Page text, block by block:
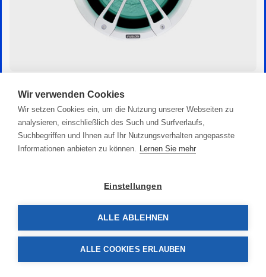
329,00 €
Wir verwenden Cookies
Wir setzen Cookies ein, um die Nutzung unserer Webseiten zu
analysieren, einschließlich des Such und Surfverlaufs,
Suchbegriffen und Ihnen auf Ihr Nutzungsverhalten angepasste
Informationen anbieten zu können. Lernen Sie mehr
Einstellungen
ALLE ABLEHNEN
ALLE COOKIES ERLAUBEN